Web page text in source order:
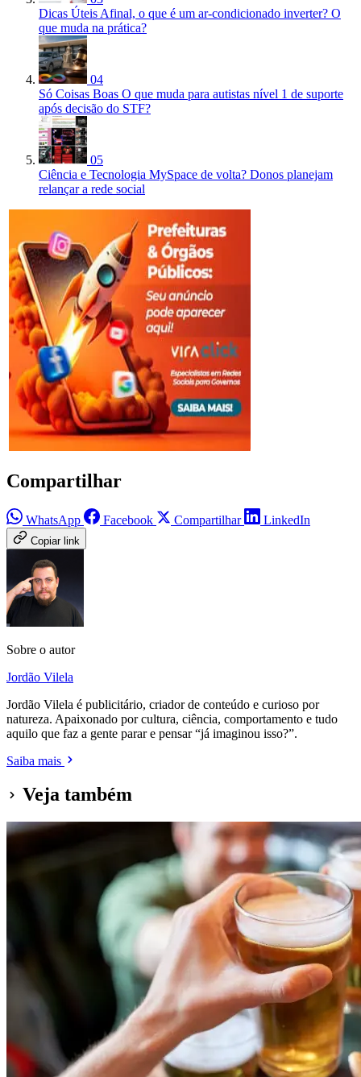
Dicas Úteis Afinal, o que é um ar-condicionado inverter? O
que muda na prática?
04
Só Coisas Boas O que muda para autistas nível 1 de suporte
após decisão do STF?
05
Ciência e Tecnologia MySpace de volta? Donos planejam
relançar a rede social
Compartilhar
WhatsApp Facebook Compartilhar LinkedIn
Copiar link
Sobre o autor
Jordão Vilela
Jordão Vilela é publicitário, criador de conteúdo e curioso por
natureza. Apaixonado por cultura, ciência, comportamento e tudo
aquilo que faz a gente parar e pensar “já imaginou isso?”.
Saiba mais
Veja também